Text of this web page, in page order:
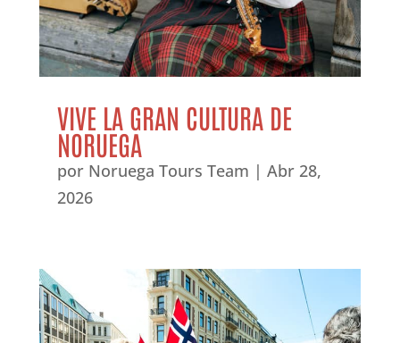
VIVE LA GRAN CULTURA DE
NORUEGA
por Noruega Tours Team | Abr 28,
2026